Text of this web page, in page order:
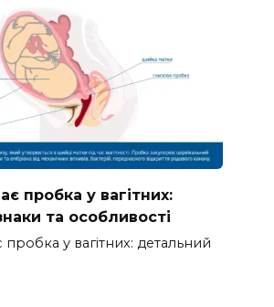
пробка у вагітних:
та особливості
пробка у вагітних: детальний